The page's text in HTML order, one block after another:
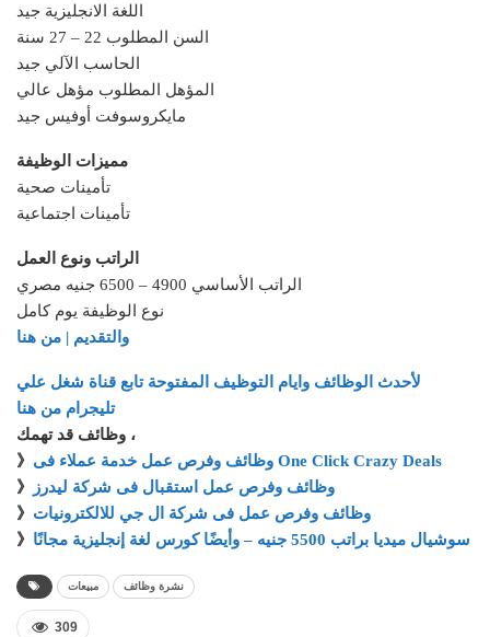
اللغة الانجليزية جيد
السن المطلوب 22 – 27 سنة
الحاسب الآلي جيد
المؤهل المطلوب مؤهل عالي
مايكروسوفت أوفيس جيد
مميزات الوظيفة
تأمينات صحية
تأمينات اجتماعية
الراتب ونوع العمل
الراتب الأساسي 4900 – 6500 جنيه مصري
نوع الوظيفة يوم كامل
والتقديم | من هنا
لأحدث الوظائف وايام التوظيف المفتوحة تابع قناة شغل علي
تليجرام من هنا
وظائف قد تهمك ،
》
وظائف وفرص عمل خدمة عملاء فى One Click Crazy Deals
》
وظائف وفرص عمل استقبال فى شركة ليدرز
》 وظائف وفرص عمل فى شركة ال جي للالكترونيات
》
سوشيال ميديا براتب 5500 جنيه – وأيضًا كورس لغة إنجليزية مجانًا
مبيعات نشرة وظائف
309